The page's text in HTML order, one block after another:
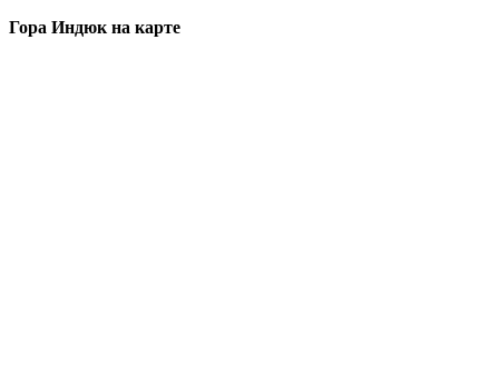
Гора Индюк на карте